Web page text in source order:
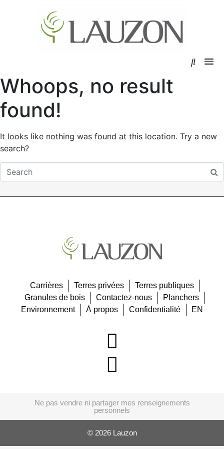
Whoops, no result
found!
It looks like nothing was found at this location. Try a new
search?
Carrières Terres privées
Terres publiques
Granules de bois
Contactez-nous
Planchers
Environnement
À propos Confidentialité EN
Ne pas vendre ni partager mes renseignements
personnels
© 2026 Lauzon